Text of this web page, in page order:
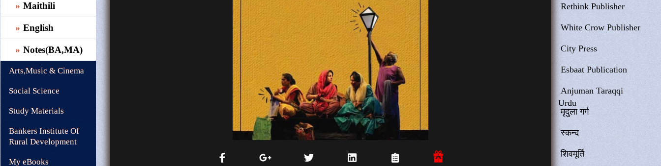
Maithili
English
Notes(BA,MA)
Arts,Music & Cinema
Social Science
Study Materials
Bankers Institute Of
Rural Development
My eBooks
Rethink Publisher
White Crow Publisher
City Press
Esbaat Publication
Anjuman Taraqqi
Urdu
मृदुला गर्ग
स्कन्द
शिवमूर्ति